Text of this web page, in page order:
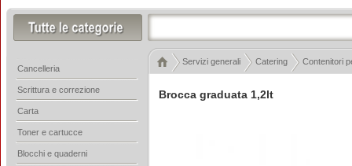
Brocca graduata 1,2lt
Servizi generali Catering Contenitori
Cancelleria
Scrittura e correzione
Carta
Toner e cartucce
Blocchi e quaderni